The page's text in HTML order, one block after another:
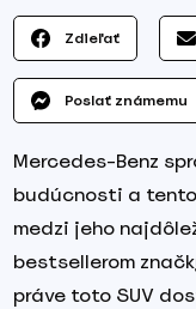
Zdieľať
Poslať známemu
Mercedes-Benz
budúcnosti a
medzi jeho
bestsellerom
práve toto SUV